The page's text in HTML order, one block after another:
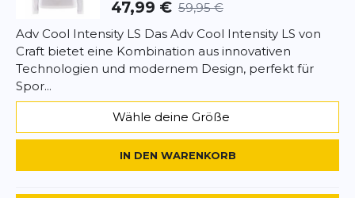
47,99 € 59,95 €
Adv Cool Intensity LS Das Adv Cool Intensity LS von
Craft bietet eine Kombination aus innovativen
Technologien und modernem Design, perfekt für
Spor...
Wähle deine Größe
IN DEN WARENKORB